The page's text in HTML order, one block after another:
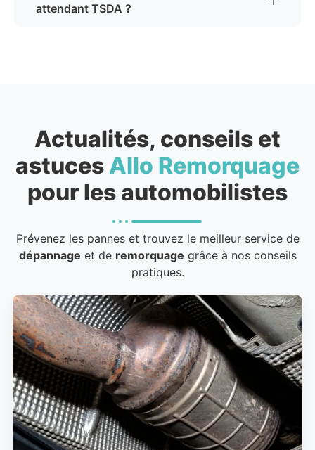
attendant TSDA ?
Actualités, conseils et
astuces Allo Remorquage
pour les automobilistes
Prévenez les pannes et trouvez le meilleur service de
dépannage et de remorquage grâce à nos conseils
pratiques.